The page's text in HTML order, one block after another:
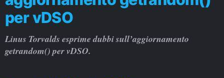
per vDSO
Linus Torvalds esprime dubbi sull’aggiornamento
getrandom() per vDSO.